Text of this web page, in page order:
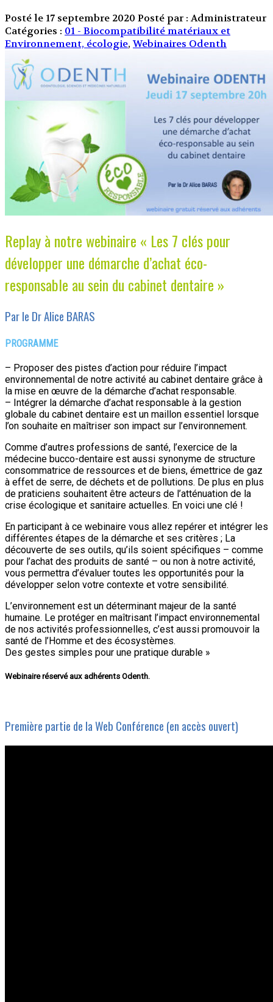
Posté le 17 septembre 2020 Posté par : Administrateur
Catégories : 01 - Biocompatibilité matériaux et
Environnement, écologie,Webinaires Odenth
Replay à notre webinaire « Les 7 clés pour
développer une démarche d’achat éco-
responsable au sein du cabinet dentaire »
Par le Dr Alice BARAS
PROGRAMME
– Proposer des pistes d’action pour réduire l’impact
environnemental de notre activité au cabinet dentaire grâce à
la mise en œuvre de la démarche d’achat responsable.
– Intégrer la démarche d’achat responsable à la gestion
globale du cabinet dentaire est un maillon essentiel lorsque
l’on souhaite en maîtriser son impact sur l’environnement.
Comme d’autres professions de santé, l’exercice de la
médecine bucco-dentaire est aussi synonyme de structure
consommatrice de ressources et de biens, émettrice de gaz
à effet de serre, de déchets et de pollutions. De plus en plus
de praticiens souhaitent être acteurs de l’atténuation de la
crise écologique et sanitaire actuelles. En voici une clé !
En participant à ce webinaire vous allez repérer et intégrer les
différentes étapes de la démarche et ses critères ; La
découverte de ses outils, qu’ils soient spécifiques – comme
pour l’achat des produits de santé – ou non à notre activité,
vous permettra d’évaluer toutes les opportunités pour la
développer selon votre contexte et votre sensibilité.
L’environnement est un déterminant majeur de la santé
humaine. Le protéger en maîtrisant l’impact environnemental
de nos activités professionnelles, c’est aussi promouvoir la
santé de l’Homme et des écosystèmes.
Des gestes simples pour une pratique durable »
Webinaire réservé aux adhérents Odenth.
Première partie de la Web Conférence (en accès ouvert)